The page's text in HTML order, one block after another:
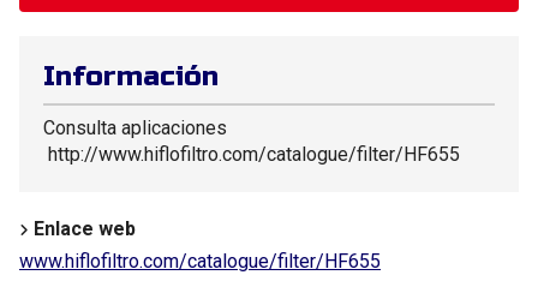
Información
Consulta aplicaciones
http://www.hiflofiltro.com/catalogue/filter/HF655
Enlace web
www.hiflofiltro.com/catalogue/filter/HF655